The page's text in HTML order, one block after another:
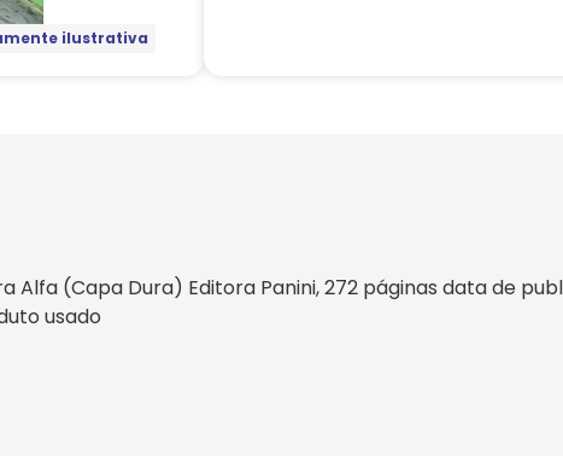
ilustrativa
(Capa Dura) Editora Panini, 272 páginas data de
usado